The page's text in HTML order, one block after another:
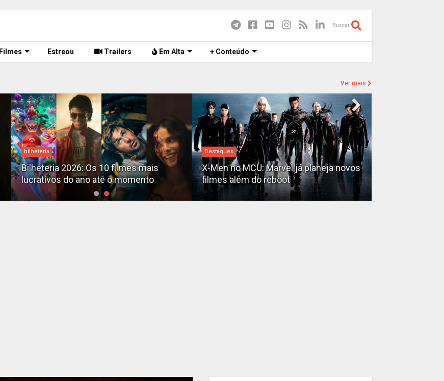
Buscar
Filmes Estreou Trailers Em Alta + Conteúdo
Ver mais
bilheteria
Bilheteria 2026: Os 10 filmes mais
lucrativos do ano até o momento
Destaques
X-Men no MCU: Marvel já planeja novos
filmes além do reboot